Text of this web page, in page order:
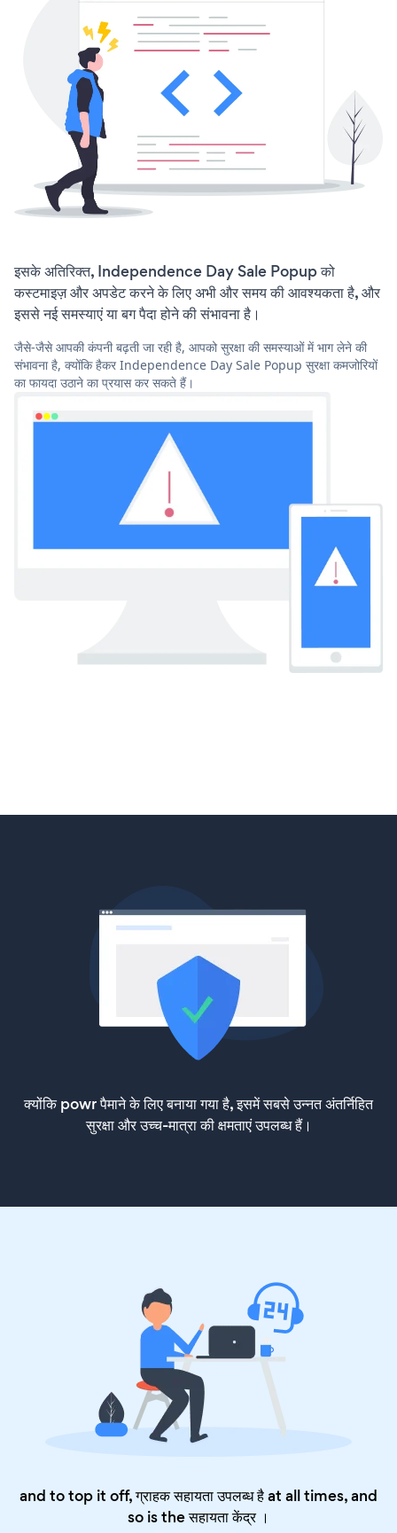
इसके अतिरिक्त, Independence Day Sale Popup को
कस्टमाइज़ और अपडेट करने के लिए अभी और समय की आवश्यकता है, और
इससे नई समस्याएं या बग पैदा होने की संभावना है।
जैसे-जैसे आपकी कंपनी बढ़ती जा रही है, आपको सुरक्षा की समस्याओं में भाग लेने की
संभावना है, क्योंकि हैकर Independence Day Sale Popup सुरक्षा कमजोरियों
का फायदा उठाने का प्रयास कर सकते हैं।
क्योंकि powr पैमाने के लिए बनाया गया है, इसमें सबसे उन्नत अंतर्निहित
सुरक्षा और उच्च-मात्रा की क्षमताएं उपलब्ध हैं।
and to top it off, ग्राहक सहायता उपलब्ध है at all times, and
so is theसहायता केंद्र।